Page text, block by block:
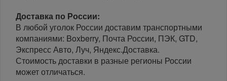
Доставка по России:
В любой уголок России доставим транспортными
компаниями: Boxberry, Почта России, ПЭК, GTD,
Экспресс Авто, Луч, Яндекс.Доставка.
Стоимость доставки в разные регионы России
может отличаться.